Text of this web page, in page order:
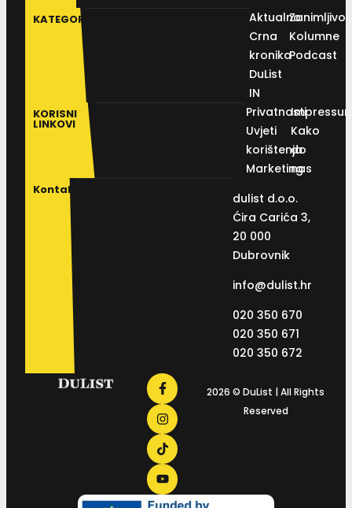
KATEGORIJE
Aktualno
Crna
kronika
DuList
IN
Kolumne
Podcast
KORISNI
LINKOVI
Privatnosti
Uvjeti
korištenja
Marketing
Kako
do
nas
Kontakt
dulist d.o.o.
Ćira Carića 3,
20 000
Dubrovnik
info@dulist.hr
020 350 670
020 350 671
020 350 672
2026 © DuList | All Rights
Reserved